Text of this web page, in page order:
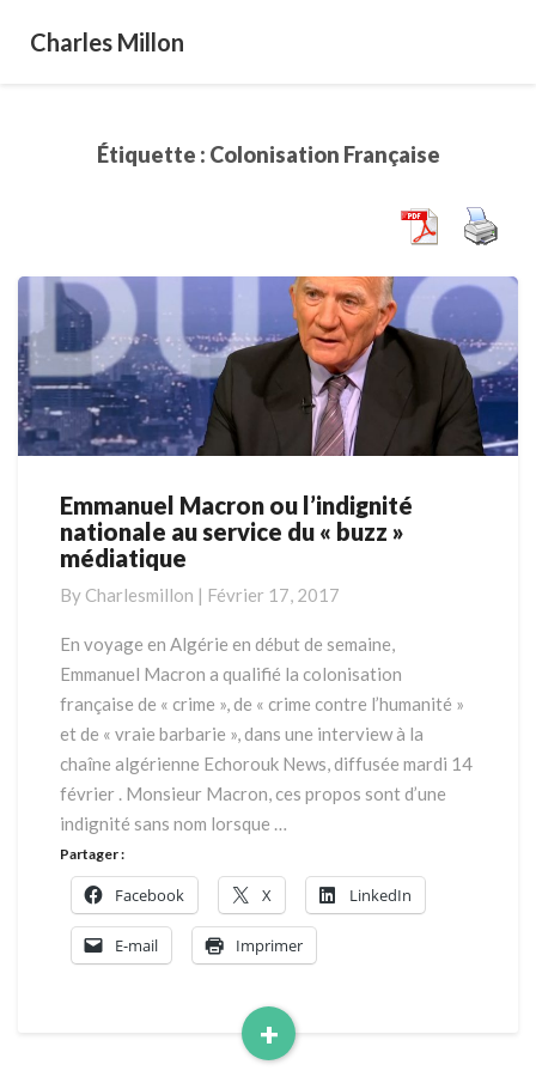
Charles Millon
Étiquette : Colonisation Française
Emmanuel
Macron
ou
nationale
au
service
du
«
buzz
»
médiatique
Emmanuel Macron ou l’indignité
nationale au service du « buzz »
médiatique
By Charlesmillon | Février 17, 2017
En voyage en Algérie en début de semaine,
Emmanuel Macron a qualifié la colonisation
française de « crime », de « crime contre l’humanité »
et de « vraie barbarie », dans une interview à la
chaîne algérienne Echorouk News, diffusée mardi 14
février . Monsieur Macron, ces propos sont d’une
indignité sans nom lorsque …
+
Read
Partager :
Facebook X LinkedIn
E-mail Imprimer